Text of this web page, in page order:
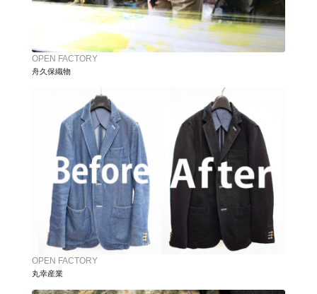
OPEN FACTORY
舟久保織物
OPEN FACTORY
丸幸産業